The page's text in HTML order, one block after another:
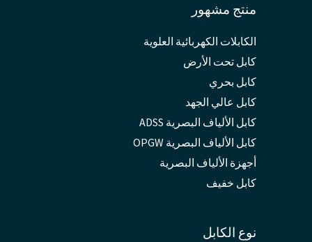
منتج مشهور
الكابلات الكهربائية العلوية
كابل تحت الأرض
كابل بحري
كابل عالي الجهد
كابل الألياف البصرية ADSS
كابل الألياف البصرية OPGW
أجهزة الألياف البصرية
كابل خفيف
نوع الكابل